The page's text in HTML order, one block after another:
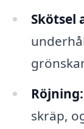
Skötsel
Röjning:
skräp,